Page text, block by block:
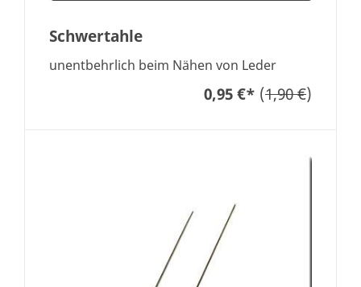
Schwertahle
unentbehrlich beim Nähen von Leder
0,95 €* (1,90 €)